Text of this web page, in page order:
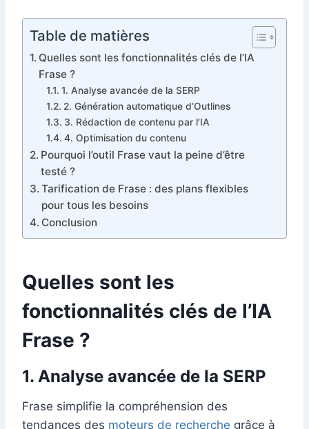
Table de matières
Quelles sont les fonctionnalités clés de l’IA
Frase ?
1. Analyse avancée de la SERP
2. Génération automatique d’Outlines
3. Rédaction de contenu par l’IA
4. Optimisation du contenu
Pourquoi l’outil Frase vaut la peine d’être
testé ?
Tarification de Frase : des plans flexibles
pour tous les besoins
Conclusion
Quelles sont les
fonctionnalités clés de l’IA
Frase ?
1. Analyse avancée de la SERP
Frase simplifie la compréhension des
tendances des moteurs de recherche grâce à